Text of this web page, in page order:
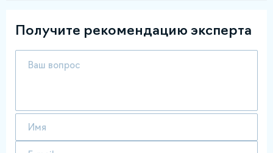
Получите рекомендацию эксперта